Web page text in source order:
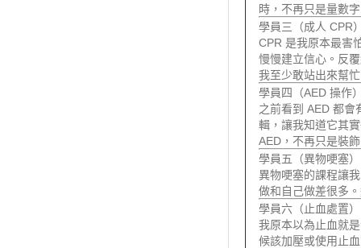
時，不再只是量數
學員三（成人 CPR
CPR 是我原本最害
慢慢建立信心。反
我至少敢站出來幫
學員四（AED 操作
之前看到 AED 都會
輯，讓我知道它其
AED，不再只是裝
學員五（異物哽塞）
異物哽塞的課程讓
做和自己做差很多
學員六（止血處置）
我原本以為止血就
候該加壓或使用止